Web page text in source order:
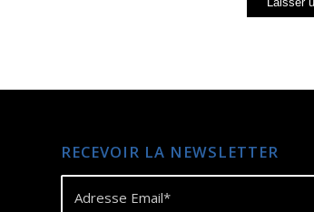
RECEVOIR LA NEWSLETTER